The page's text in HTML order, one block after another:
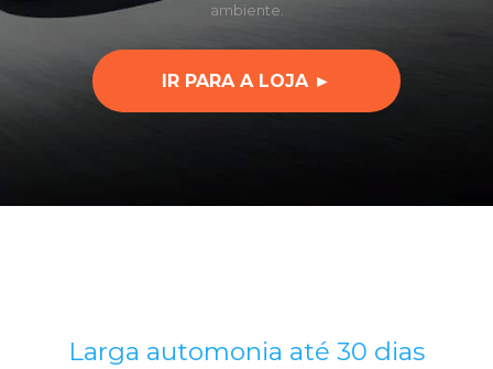
ambiente.
IR PARA A LOJA ►
Larga automonia até 30 dias